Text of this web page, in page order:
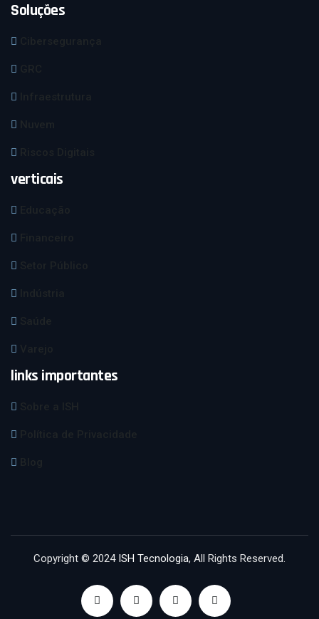
Soluções
verticais
links importantes
Copyright © 2024 ISH Tecnologia, All Rights Reserved.